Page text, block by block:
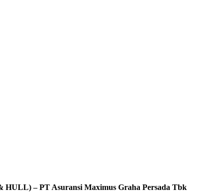
– PT Asuransi Maximus Graha Persada Tbk